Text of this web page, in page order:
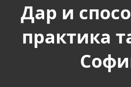
Дар и
практика